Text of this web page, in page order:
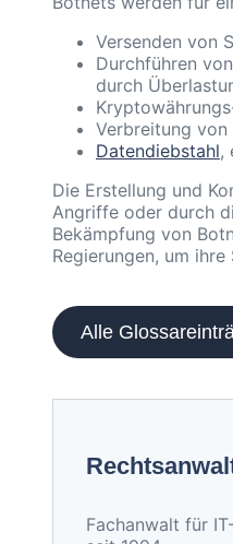
Versenden von
Durchführen
durch
Verbreitung von
Datendiebstahl,
Die Erstellung und
Angriffe oder durch
Bekämpfung von
Regierungen, um
Alle
Fachanwalt für